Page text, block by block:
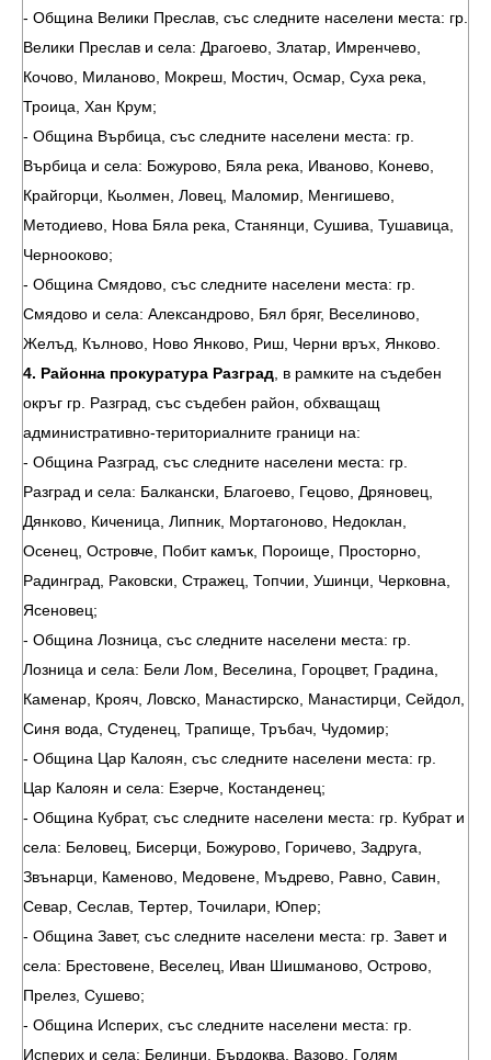
- Община Велики Преслав, със следните населени места: гр.
Велики Преслав и села: Драгоево, Златар, Имренчево,
Кочово, Миланово, Мокреш, Мостич, Осмар, Суха река,
Троица, Хан Крум;
- Община Върбица, със следните населени места: гр.
Върбица и села: Божурово, Бяла река, Иваново, Конево,
Крайгорци, Кьолмен, Ловец, Маломир, Менгишево,
Методиево, Нова Бяла река, Станянци, Сушива, Тушавица,
Чернооково;
- Община Смядово, със следните населени места: гр.
Смядово и села: Александрово, Бял бряг, Веселиново,
Желъд, Кълново, Ново Янково, Риш, Черни връх, Янково.
4. Районна прокуратура Разград , в рамките на съдебен
окръг гр. Разград, със съдебен район, обхващащ
административно-териториалните граници на:
- Община Разград, със следните населени места: гр.
Разград и села: Балкански, Благоево, Гецово, Дряновец,
Дянково, Киченица, Липник, Мортагоново, Недоклан,
Осенец, Островче, Побит камък, Пороище, Просторно,
Радинград, Раковски, Стражец, Топчии, Ушинци, Черковна,
Ясеновец;
- Община Лозница, със следните населени места: гр.
Лозница и села: Бели Лом, Веселина, Гороцвет, Градина,
Каменар, Крояч, Ловско, Манастирско, Манастирци, Сейдол,
Синя вода, Студенец, Трапище, Тръбач, Чудомир;
- Община Цар Калоян, със следните населени места: гр.
Цар Калоян и села: Езерче, Костанденец;
- Община Кубрат, със следните населени места: гр. Кубрат и
села: Беловец, Бисерци, Божурово, Горичево, Задруга,
Звънарци, Каменово, Медовене, Мъдрево, Равно, Савин,
Севар, Сеслав, Тертер, Точилари, Юпер;
- Община Завет, със следните населени места: гр. Завет и
села: Брестовене, Веселец, Иван Шишманово, Острово,
Прелез, Сушево;
- Община Исперих, със следните населени места: гр.
Исперих и села: Белинци, Бърдоква, Вазово, Голям